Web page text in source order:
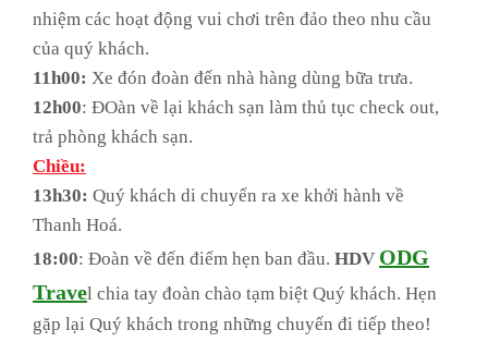
nhiệm các hoạt động vui chơi trên đảo theo nhu cầu
của quý khách.
11h00: Xe đón đoàn đến nhà hàng dùng bữa trưa.
12h00: ĐOàn về lại khách sạn làm thủ tục check out,
trả phòng khách sạn.
Chiều:
13h30: Quý khách di chuyển ra xe khởi hành về
Thanh Hoá.
18:00: Đoàn về đến điểm hẹn ban đầu. HDV ODG
Travel chia tay đoàn chào tạm biệt Quý khách. Hẹn
gặp lại Quý khách trong những chuyến đi tiếp theo!